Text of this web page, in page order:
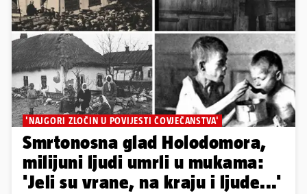
'NAJGORI ZLOČIN U POVIJESTI ČOVJEČANSTVA'
Smrtonosna glad Holodomora,
milijuni ljudi umrli u mukama:
'Jeli su vrane, na kraju i ljude...'